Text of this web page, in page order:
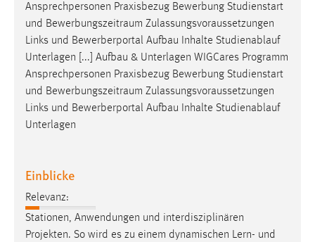
Ansprechpersonen Praxisbezug Bewerbung Studienstart
und Bewerbungszeitraum Zulassungsvoraussetzungen
Links und Bewerberportal Aufbau Inhalte Studienablauf
Unterlagen [...] Aufbau & Unterlagen WIGCares Programm
Ansprechpersonen Praxisbezug Bewerbung Studienstart
und Bewerbungszeitraum Zulassungsvoraussetzungen
Links und Bewerberportal Aufbau Inhalte Studienablauf
Unterlagen
Einblicke
Relevanz:
Stationen, Anwendungen und interdisziplinären
Projekten. So wird es zu einem dynamischen Lern- und